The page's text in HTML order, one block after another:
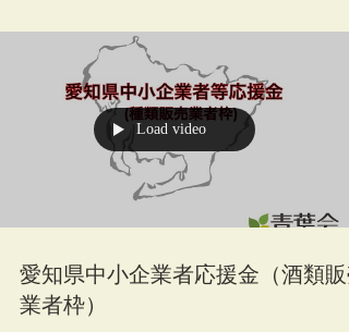
Load video
愛知県中小企業者応援金（酒類販
業者枠）